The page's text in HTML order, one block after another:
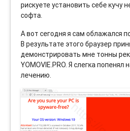
рискуете установить себе кучу
софта.
А вот сегодня я сам облажался
В результате этого браузер
демонстрировать мне тонны
YOMOVIE.PRO. Я слегка попенял
лечению.